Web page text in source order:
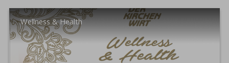
Wellness & Health